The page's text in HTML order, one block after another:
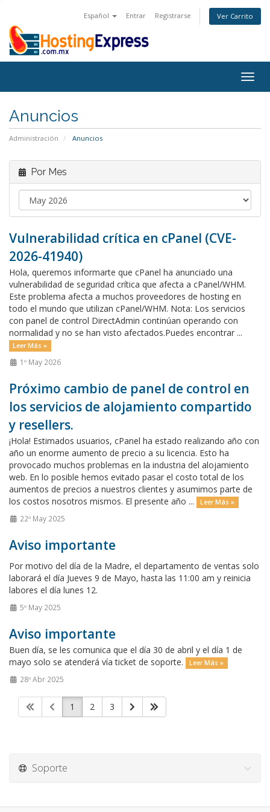
Español Entrar Registrarse Ver Carrito
Anuncios
Administración Anuncios
Por Mes
Vulnerabilidad crítica en cPanel (CVE-
2026-41940)
Hola, queremos informarte que cPanel ha anunciado una
vulnerabilidad de seguridad crítica que afecta a cPanel/WHM.
Este problema afecta a muchos proveedores de hosting en
todo el mundo que utilizan cPanel/WHM. Nota: Los servicios
con panel de control DirectAdmin continúan operando con
normalidad y no se han visto afectados.Puedes encontrar ...
Leer Más »
1º May 2026
Próximo cambio de panel de control en
los servicios de alojamiento compartido
y resellers.
¡Hola! Estimados usuarios, cPanel ha estado realizando año con
año un enorme aumento de precio a su licencia. Esto ha
provocado muchos problemas en la industria del alojamiento
web. En lo posible hemos evitado pasar el costo total de los
aumentos de precios a nuestros clientes y asumimos parte de
los costos nosotros mismos. El presente año ...
Leer Más »
22º May 2025
Aviso importante
Por motivo del día de la Madre, el departamento de ventas solo
laborará el día Jueves 9 de Mayo, hasta las 11:00 am y reinicia
labores el día lunes 12.
5º May 2025
Aviso importante
Buen día, se les comunica que el día 30 de abril y el día 1 de
mayo solo se atenderá vía ticket de soporte.
Leer Más »
28º Abr 2025
1 2 3
Soporte